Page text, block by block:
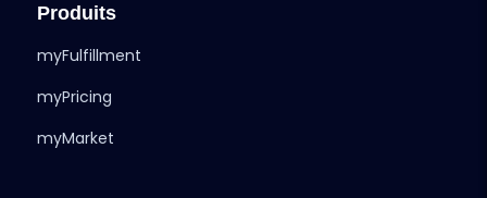
Produits
myFulfillment
myPricing
myMarket